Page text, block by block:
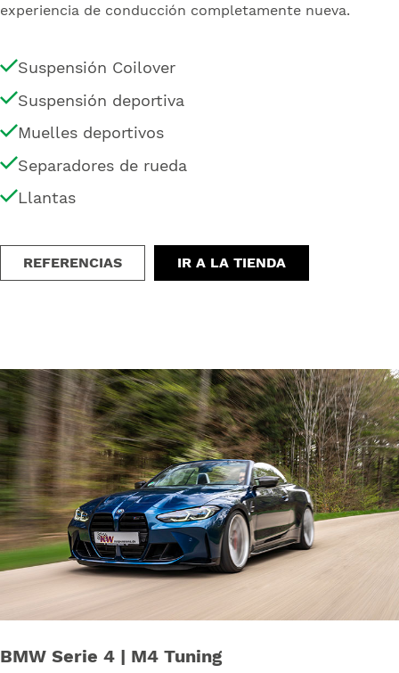
experiencia de conducción completamente nueva.
Suspensión Coilover
Suspensión deportiva
Muelles deportivos
Separadores de rueda
Llantas
REFERENCIAS IR A LA TIENDA
BMW Serie 4 | M4 Tuning